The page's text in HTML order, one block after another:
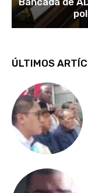
ÚLTIMOS